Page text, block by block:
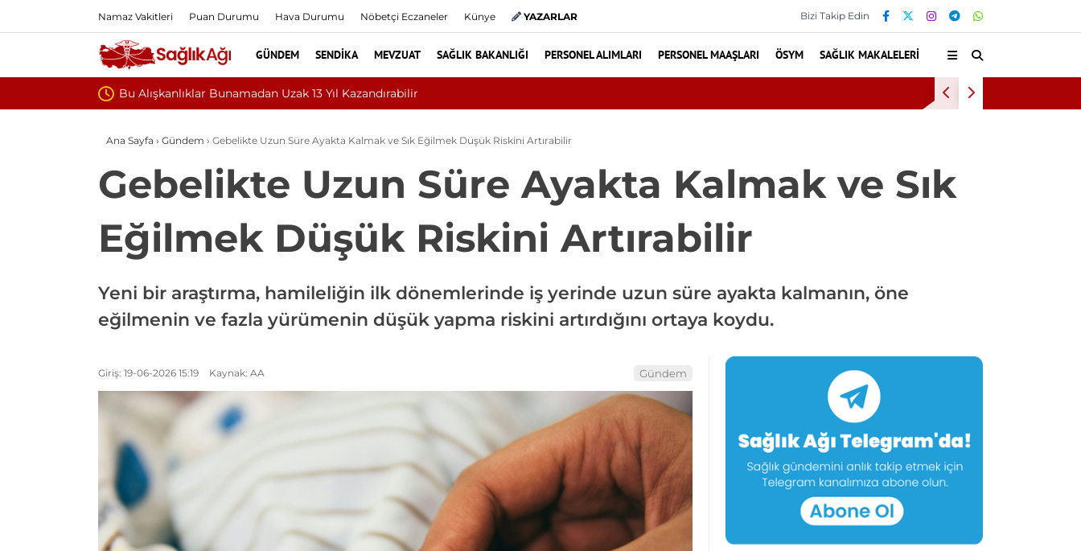
Namaz Vakitleri Puan Durumu Hava Durumu Nöbetçi Eczaneler Künye YAZARLAR Bizi Takip Edin
GÜNDEM SENDIKA MEVZUAT SAĞLIK BAKANLIĞI PERSONEL ALIMLARI PERSONEL MAAŞLARI ÖSYM SAĞLIK MAKALELERI
Teşvik Ek Ödemede Düzenleme Yolda: Genç Sağlık Sendikası Sahanın Taleplerini Kamu Hastaneleri Genel Müdürü’ne İletti Zonguldak Bülent
Ana Sayfa › Gündem › Gebelikte Uzun Süre Ayakta Kalmak ve Sık Eğilmek Düşük Riskini Artırabilir
Gebelikte Uzun Süre Ayakta Kalmak ve Sık
Eğilmek Düşük Riskini Artırabilir
Yeni bir araştırma, hamileliğin ilk dönemlerinde iş yerinde uzun süre ayakta kalmanın, öne
eğilmenin ve fazla yürümenin düşük yapma riskini artırdığını ortaya koydu.
Giriş: 19-06-2026 15:19 Kaynak: AA Gündem